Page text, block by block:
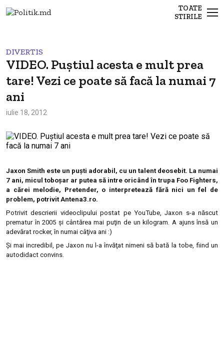
TOATE
STIRILE
DIVERTIS
VIDEO. Puştiul acesta e mult prea
tare! Vezi ce poate să facă la numai 7
ani
iulie 18, 2012
Jaxon Smith este un puşti adorabil, cu un talent deosebit. La numai
7 ani, micul toboşar ar putea să intre oricând în trupa Foo Fighters,
a cărei melodie, Pretender, o interpretează fără nici un fel de
problem, potrivit Antena3.ro.
Potrivit descrierii videoclipului postat pe YouTube, Jaxon s-a născut
prematur în 2005 şi cântărea mai puţin de un kilogram. A ajuns însă un
adevărat rocker, în numai câţiva ani :)
Şi mai incredibil, pe Jaxon nu l-a învăţat nimeni să bată la tobe, fiind un
autodidact convins.